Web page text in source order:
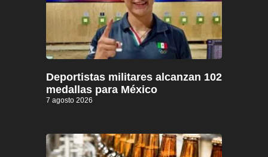
Deportistas militares alcanzan 102
medallas para México
7 agosto 2026